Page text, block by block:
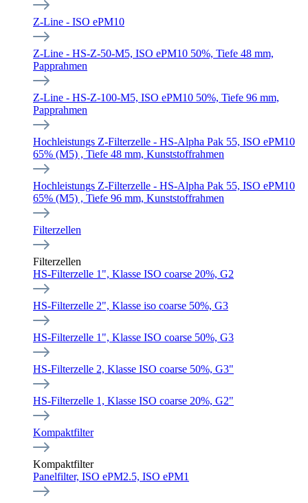
Z-Line - ISO ePM10
Z-Line - HS-Z-50-M5, ISO ePM10 50%, Tiefe 48 mm,
Papprahmen
Z-Line - HS-Z-100-M5, ISO ePM10 50%, Tiefe 96 mm,
Papprahmen
Hochleistungs Z-Filterzelle - HS-Alpha Pak 55, ISO ePM10
65% (M5) , Tiefe 48 mm, Kunststoffrahmen
Hochleistungs Z-Filterzelle - HS-Alpha Pak 55, ISO ePM10
65% (M5) , Tiefe 96 mm, Kunststoffrahmen
Filterzellen
Filterzellen
HS-Filterzelle 1", Klasse ISO coarse 20%, G2
HS-Filterzelle 2", Klasse iso coarse 50%, G3
HS-Filterzelle 1", Klasse ISO coarse 50%, G3
HS-Filterzelle 2, Klasse ISO coarse 50%, G3"
HS-Filterzelle 1, Klasse ISO coarse 20%, G2"
Kompaktfilter
Kompaktfilter
Panelfilter, ISO ePM2.5, ISO ePM1